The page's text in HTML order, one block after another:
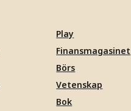
Play
Finansmagasinet
Börs
Vetenskap
Bok